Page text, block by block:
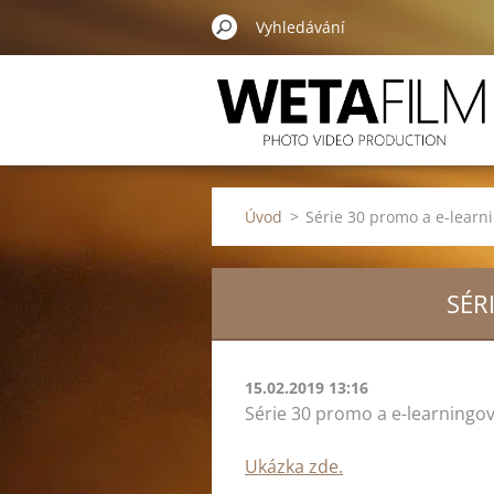
Úvod > Série 30 promo a e-
15.02.2019 13:16
Série 30 promo a e-
Ukázka zde.